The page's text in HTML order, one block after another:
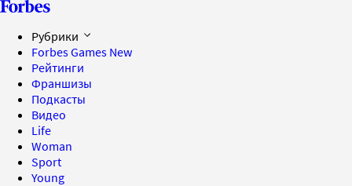
Рубрики
Forbes Games New
Рейтинги
Франшизы
Подкасты
Видео
Life
Woman
Sport
Young